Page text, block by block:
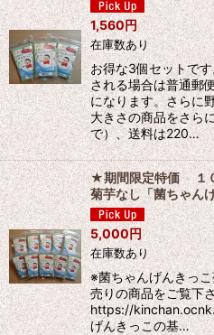
1,560円
在庫数あり
お得な3個セットで
される場合は普通郵
になります。さらに
大きさの商品をさら
で）、送料は220…
★期間限定特価 １
菊芋なし「菌ちゃん
5,000円
在庫数あり
※菌ちゃんげんきっ
売りの商品をご覧
https://
げんきっこの基…